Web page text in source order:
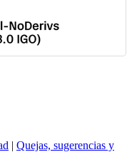
| Quejas, sugerencias y